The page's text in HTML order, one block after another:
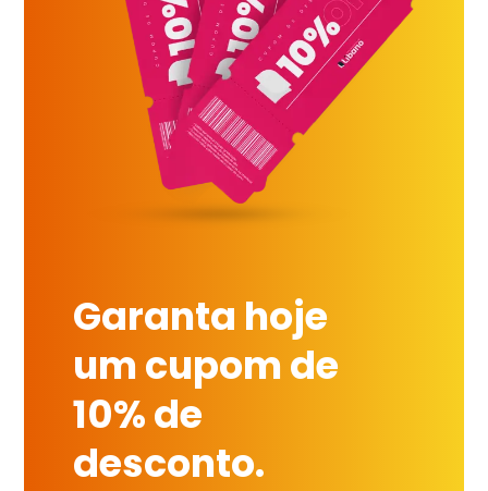
Garanta hoje
um cupom de
10% de
desconto.